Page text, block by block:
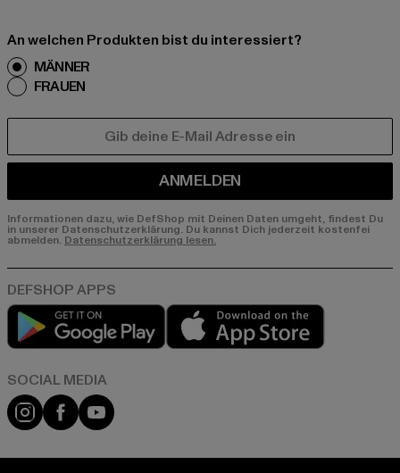
An welchen Produkten bist du interessiert?
MÄNNER
FRAUEN
ANMELDEN
Informationen dazu, wie DefShop mit Deinen Daten umgeht, findest Du
in unserer Datenschutzerklärung. Du kannst Dich jederzeit kostenfei
abmelden. Datenschutzerklärung lesen.
Play market
Instagram
FacebookYouTube